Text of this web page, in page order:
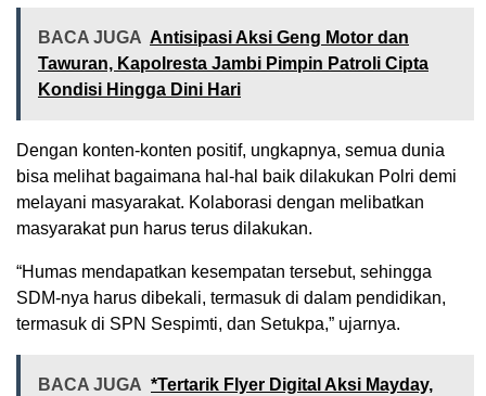
BACA JUGA Antisipasi Aksi Geng Motor dan
Tawuran, Kapolresta Jambi Pimpin Patroli Cipta
Kondisi Hingga Dini Hari
Dengan konten-konten positif, ungkapnya, semua dunia
bisa melihat bagaimana hal-hal baik dilakukan Polri demi
melayani masyarakat. Kolaborasi dengan melibatkan
masyarakat pun harus terus dilakukan.
“Humas mendapatkan kesempatan tersebut, sehingga
SDM-nya harus dibekali, termasuk di dalam pendidikan,
termasuk di SPN Sespimti, dan Setukpa,” ujarnya.
BACA JUGA *Tertarik Flyer Digital Aksi Mayday,